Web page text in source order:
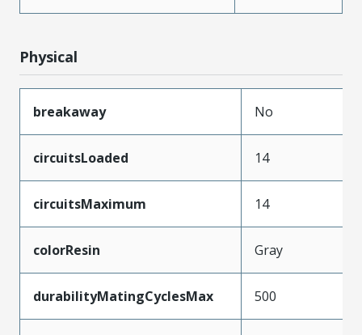
Physical
breakaway No
circuitsLoaded 14
circuitsMaximum 14
colorResin Gray
durabilityMatingCyclesMax 500